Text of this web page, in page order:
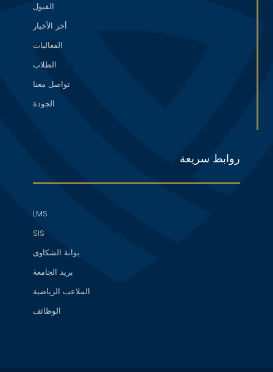
القبول
أخر الأخبار
الفعاليات
الطلاب
تواصل معنا
الجودة
روابط سريعة
LMS
SIS
بوابة الشكاوى
بريد الجامعة
الملاعب الرياضية
الوظائف